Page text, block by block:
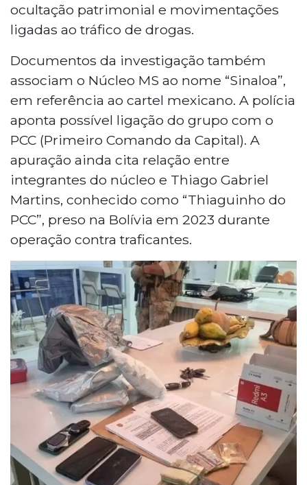
ocultação patrimonial e movimentações
ligadas ao tráfico de drogas.
Documentos da investigação também
associam o Núcleo MS ao nome “Sinaloa”,
em referência ao cartel mexicano. A polícia
aponta possível ligação do grupo com o
PCC (Primeiro Comando da Capital). A
apuração ainda cita relação entre
integrantes do núcleo e Thiago Gabriel
Martins, conhecido como “Thiaguinho do
PCC”, preso na Bolívia em 2023 durante
operação contra traficantes.